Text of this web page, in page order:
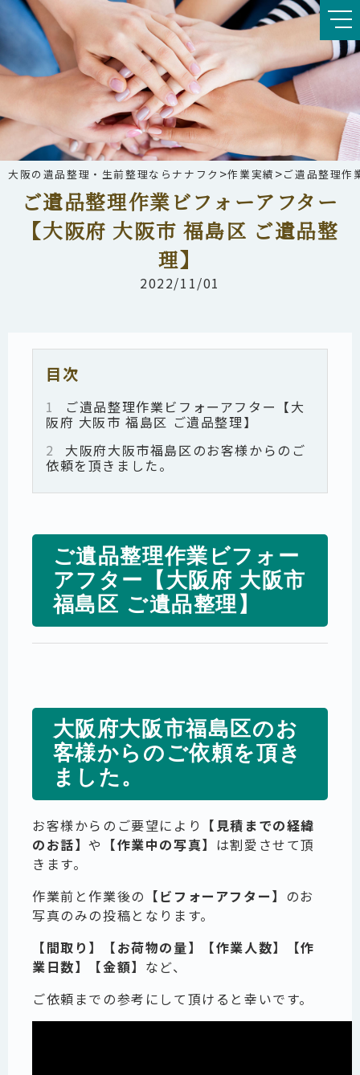
大阪の遺品整理・生前整理ならナナフク >作業実績 >ご遺品整理作
ご遺品整理作業ビフォーアフター
【大阪府 大阪市 福島区 ご遺品整
理】
2022/11/01
目次
1 ご遺品整理作業ビフォーアフター【大
阪府 大阪市 福島区 ご遺品整理】
2
大阪府大阪市福島区のお客様からのご
依頼を頂きました。
ご遺品整理作業ビフォー
アフター【大阪府 大阪市
福島区 ご遺品整理】
大阪府大阪市福島区のお
客様からのご依頼を頂き
ました。
お客様からのご要望により 【見積までの経緯
のお話】や 【作業中の写真】 は割愛させて頂
きます。
作業前と作業後の 【ビフォーアフター】 のお
写真のみの投稿となります。
【間取り】【お荷物の量】【作業人数】【作
業日数】【金額】 など、
ご依頼までの参考にして頂けると幸いです。